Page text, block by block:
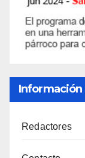
Información
Redactores